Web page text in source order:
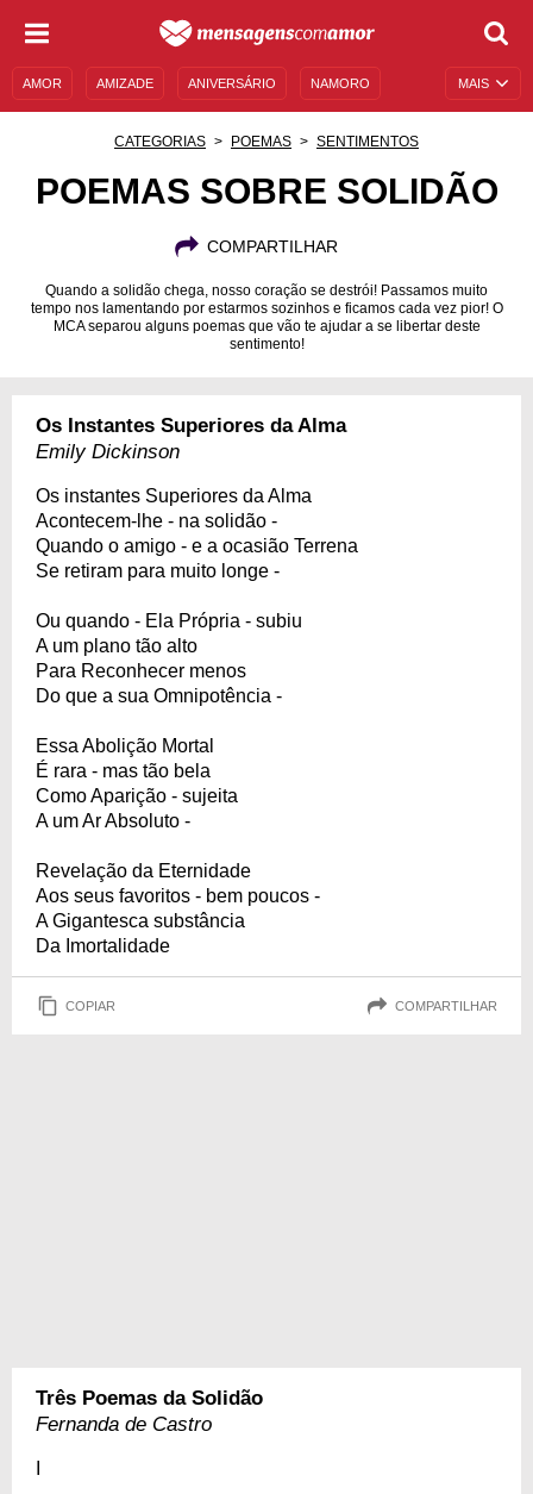
MAIS
AMOR AMIZADE ANIVERSÁRIO NAMORO
CATEGORIAS POEMAS SENTIMENTOS
POEMAS SOBRE SOLIDÃO
COMPARTILHAR
Quando a solidão chega, nosso coração se destrói! Passamos muito
tempo nos lamentando por estarmos sozinhos e ficamos cada vez pior! O
MCA separou alguns poemas que vão te ajudar a se libertar deste
sentimento!
Os Instantes Superiores da Alma
Emily Dickinson
Os instantes Superiores da Alma
Acontecem-lhe - na solidão -
Quando o amigo - e a ocasião Terrena
Se retiram para muito longe -
Ou quando - Ela Própria - subiu
A um plano tão alto
Para Reconhecer menos
Do que a sua Omnipotência -
Essa Abolição Mortal
É rara - mas tão bela
Como Aparição - sujeita
A um Ar Absoluto -
Revelação da Eternidade
Aos seus favoritos - bem poucos -
A Gigantesca substância
Da Imortalidade
COPIAR COMPARTILHAR
Três Poemas da Solidão
Fernanda de Castro